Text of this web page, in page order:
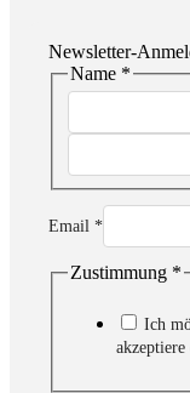
Newsletter-
Name *
Email *
Email
Zustimmung
Zustimmung *
Ich
akzeptiere